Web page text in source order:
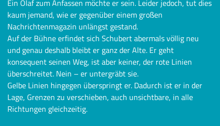
Ein Olaf zum Anfassen möchte er sein. Leider jedoch, tut dies
kaum jemand, wie er gegenüber einem großen
Nachrichtenmagazin unlängst gestand.
Auf der Bühne erfindet sich Schubert abermals völlig neu
und genau deshalb bleibt er ganz der Alte. Er geht
konsequent seinen Weg, ist aber keiner, der rote Linien
überschreitet. Nein – er untergräbt sie.
Gelbe Linien hingegen überspringt er. Dadurch ist er in der
Lage, Grenzen zu verschieben, auch unsichtbare, in alle
Richtungen gleichzeitig.